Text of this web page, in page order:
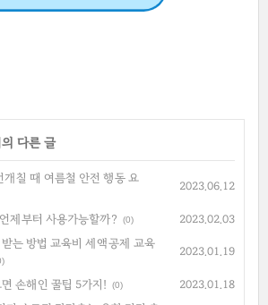
다른 글
개칠 때 여름철 안전 행동 요
2023.06.12
제부터 사용가능할까? (0)
2023.02.03
는 방법 교육비 세액공제 교육
2023.01.19
손해인 꿀팁 5가지! (0)
2023.01.18